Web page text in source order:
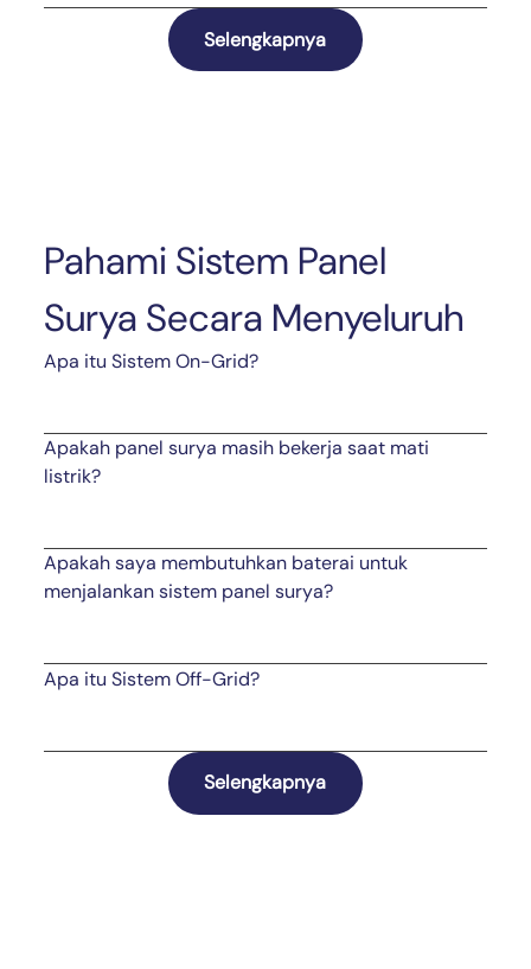
Selengkapnya
Pahami Sistem Panel
Surya Secara Menyeluruh
Apa itu Sistem On-Grid?
Apakah panel surya masih bekerja saat mati
listrik?
Apakah saya membutuhkan baterai untuk
menjalankan sistem panel surya?
Apa itu Sistem Off-Grid?
Selengkapnya